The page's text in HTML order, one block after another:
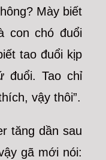
Mày biết
con chó đuổi
tao đuổi kịp
đuổi. Tao chỉ
vậy thôi”.
tăng dần sau
gã mới nói: